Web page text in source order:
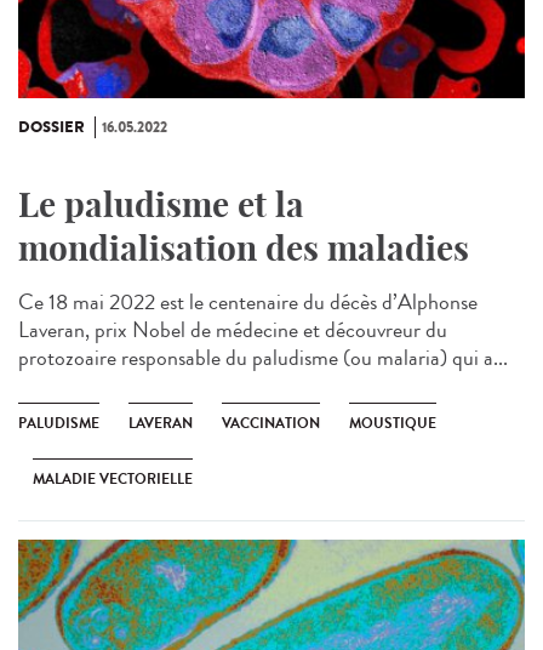
DOSSIER 16.05.2022
Le paludisme et la
mondialisation des maladies
Ce 18 mai 2022 est le centenaire du décès d’Alphonse
Laveran, prix Nobel de médecine et découvreur du
protozoaire responsable du paludisme (ou malaria) qui a...
PALUDISME LAVERAN VACCINATION MOUSTIQUE
MALADIE VECTORIELLE